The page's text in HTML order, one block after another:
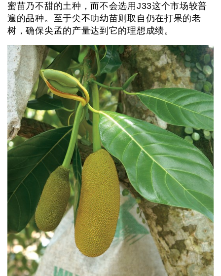
蜜苗乃不甜的土种，而不会选用J33这个市场较普
遍的品种。至于尖不叻幼苗则取自仍在打果的老
树，确保尖孟的产量达到它的理想成绩。